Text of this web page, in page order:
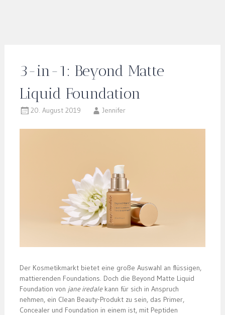
3-in-1: Beyond Matte
Liquid Foundation
20. August 2019 Jennifer
Der Kosmetikmarkt bietet eine große Auswahl an flüssigen,
mattierenden Foundations. Doch die Beyond Matte Liquid
Foundation von jane iredalekann für sich in Anspruch
nehmen, ein Clean Beauty-Produkt zu sein, das Primer,
Concealer und Foundation in einem ist, mit Peptiden